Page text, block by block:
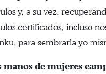
y, a su vez,
certificados, incluso
para sembrarla yo
manos de mujeres